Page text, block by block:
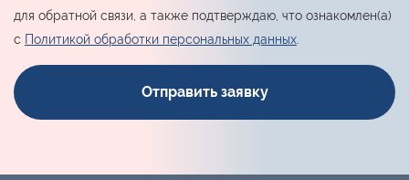
для обратной связи, а также подтверждаю, что ознакомлен(а)
с Политикой обработки персональных данных